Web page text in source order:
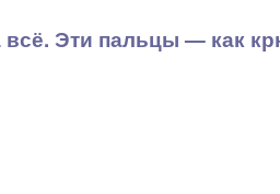
Эти пальцы — как